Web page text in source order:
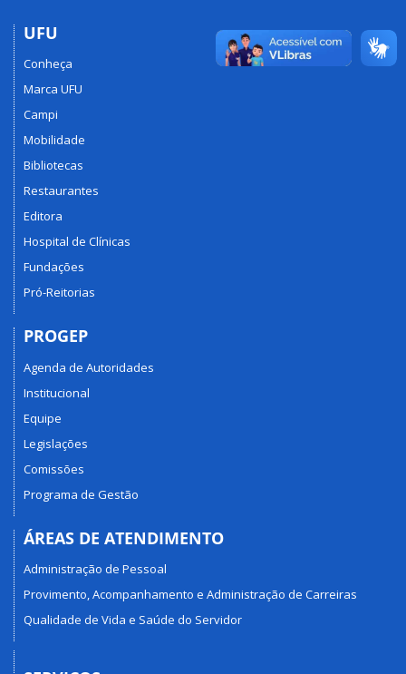
UFU
Conheça
Marca UFU
Campi
Mobilidade
Bibliotecas
Restaurantes
Editora
Hospital de Clínicas
Fundações
Pró-Reitorias
PROGEP
Agenda de Autoridades
Institucional
Equipe
Legislações
Comissões
Programa de Gestão
ÁREAS DE ATENDIMENTO
Administração de Pessoal
Provimento, Acompanhamento e Administração de Carreiras
Qualidade de Vida e Saúde do Servidor